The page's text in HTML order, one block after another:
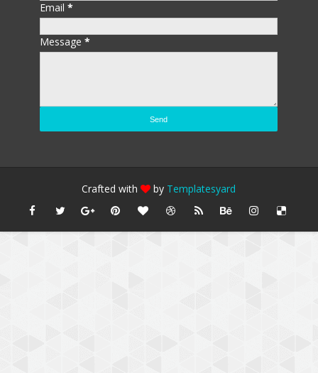
Email*
Message*
Crafted with by Templatesyard